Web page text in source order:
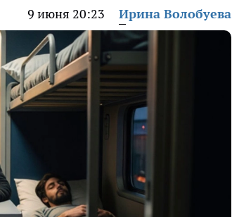
9 июня 20:23 Ирина Волобуева